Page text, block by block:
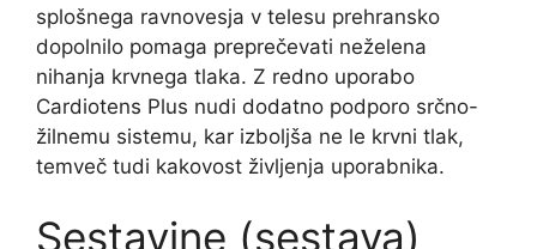
splošnega ravnovesja v telesu prehransko
dopolnilo pomaga preprečevati neželena
nihanja krvnega tlaka. Z redno uporabo
Cardiotens Plus nudi dodatno podporo srčno-
žilnemu sistemu, kar izboljša ne le krvni tlak,
temveč tudi kakovost življenja uporabnika.
Sestavine (sestava)